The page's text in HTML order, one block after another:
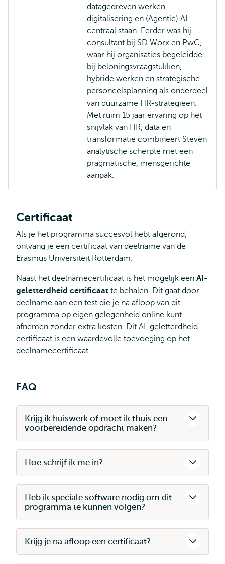
datagedreven werken,
digitalisering en (Agentic) AI
centraal staan. Eerder was hij
consultant bij SD Worx en PwC,
waar hij organisaties begeleidde
bij beloningsvraagstukken,
hybride werken en strategische
personeelsplanning als onderdeel
van duurzame HR-strategieën.
Met ruim 15 jaar ervaring op het
snijvlak van HR, data en
transformatie combineert Steven
analytische scherpte met een
pragmatische, mensgerichte
aanpak.
Certificaat
Als je het programma succesvol hebt afgerond,
ontvang je een certificaat van deelname van de
Erasmus Universiteit Rotterdam.
Naast het deelnamecertificaat is het mogelijk een AI-
geletterdheid certificaat te behalen. Dit gaat door
deelname aan een test die je na afloop van dit
programma op eigen gelegenheid online kunt
afnemen zonder extra kosten. Dit AI-geletterdheid
certificaat is een waardevolle toevoeging op het
deelnamecertificaat.
FAQ
Krijg ik huiswerk of moet ik thuis een
voorbereidende opdracht maken?
Hoe schrijf ik me in?
Heb ik speciale software nodig om dit
programma te kunnen volgen?
Krijg je na afloop een certificaat?